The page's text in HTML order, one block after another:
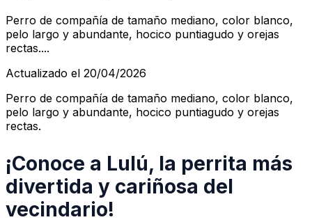
Perro de compañía de tamaño mediano, color blanco,
pelo largo y abundante, hocico puntiagudo y orejas
rectas....
Actualizado el 20/04/2026
Perro de compañía de tamaño mediano, color blanco,
pelo largo y abundante, hocico puntiagudo y orejas
rectas.
¡Conoce a Lulú, la perrita más
divertida y cariñosa del
vecindario!